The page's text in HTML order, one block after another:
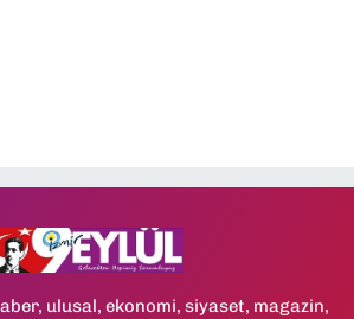
ulusal, ekonomi, siyaset, magazin,